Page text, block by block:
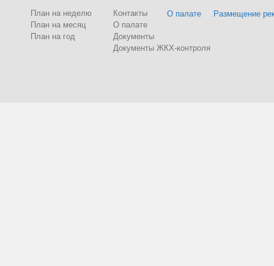
План на неделю
План на месяц
План на год
Контакты
О палате
Документы
Документы ЖКХ-контроля
О палате Размещение